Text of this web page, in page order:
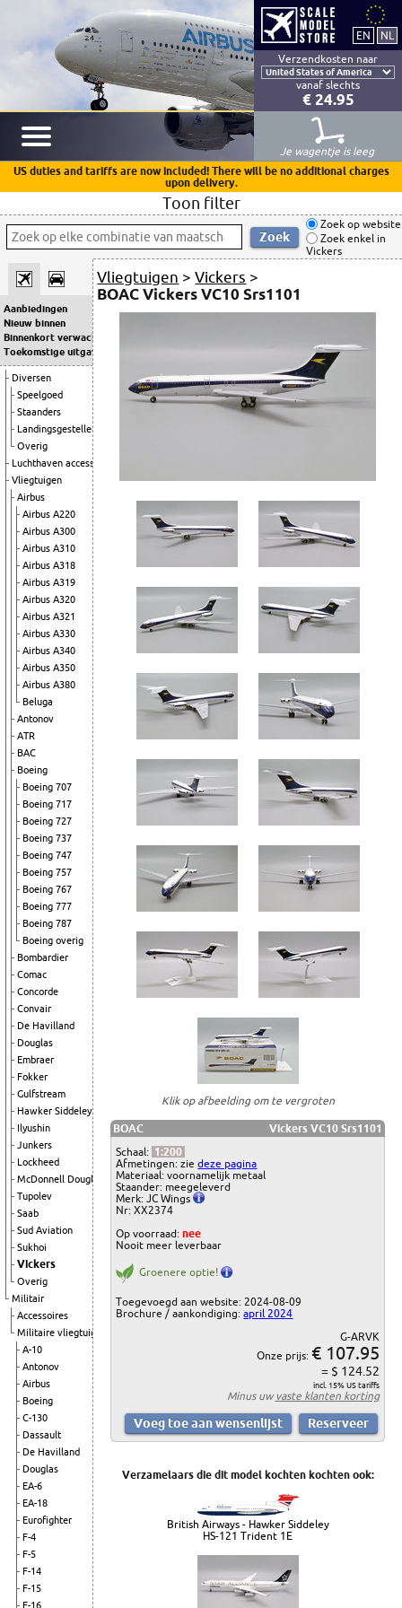
Verzendkosten naar
vanaf slechts
€ 24.95
Je wagentje is leeg
US duties and tariffs are now included! There will be no additional charges
upon delivery.
Toon filter
Zoek op website
Zoek enkel in
Vickers
Aanbiedingen
Nieuw binnen
Binnenkort verwacht
Toekomstige uitgaven
Diversen
Speelgoed
Staanders
Landingsgestellen
Overig
Luchthaven accessoires
Vliegtuigen
Airbus
Airbus A220
Airbus A300
Airbus A310
Airbus A318
Airbus A319
Airbus A320
Airbus A321
Airbus A330
Airbus A340
Airbus A350
Airbus A380
Beluga
Antonov
ATR
BAC
Boeing
Boeing 707
Boeing 717
Boeing 727
Boeing 737
Boeing 747
Boeing 757
Boeing 767
Boeing 777
Boeing 787
Boeing overig
Bombardier
Comac
Concorde
Convair
De Havilland
Douglas
Embraer
Fokker
Gulfstream
Hawker Siddeley
Ilyushin
Junkers
Lockheed
McDonnell Douglas
Tupolev
Saab
Sud Aviation
Sukhoi
Vickers
Overig
Militair
Accessoires
Militaire vliegtuigen
A-10
Antonov
Airbus
Boeing
C-130
Dassault
De Havilland
Douglas
EA-6
EA-18
Eurofighter
F-4
F-5
F-14
F-15
F-16
Vliegtuigen >Vickers >
BOAC Vickers VC10 Srs1101
Klik op afbeelding om te vergroten
BOAC
Vickers VC10 Srs1101
Schaal: 1:200
Afmetingen: ziedeze pagina
Materiaal: voornamelijk metaal
Staander: meegeleverd
Merk: JC Wings
Nr: XX2374
Op voorraad:nee
Nooit meer leverbaar
Groenere optie!
Toegevoegd aan website: 2024-08-09
Brochure / aankondiging:april 2024
G-ARVK
Onze prijs: € 107.95
= $ 124.52
incl. 15% US tariffs
Minus uwvaste klanten korting
Verzamelaars die dit model kochten kochten ook:
British Airways - Hawker Siddeley
HS-121 Trident 1E